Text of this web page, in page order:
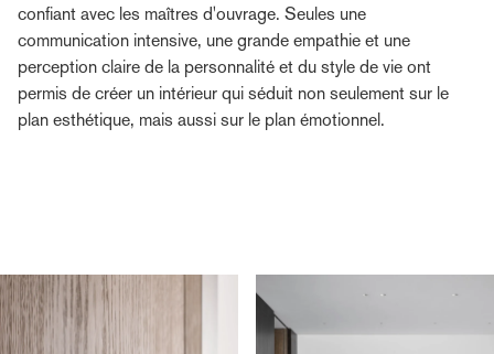
confiant avec les maîtres d'ouvrage. Seules une
communication intensive, une grande empathie et une
perception claire de la personnalité et du style de vie ont
permis de créer un intérieur qui séduit non seulement sur le
plan esthétique, mais aussi sur le plan émotionnel.